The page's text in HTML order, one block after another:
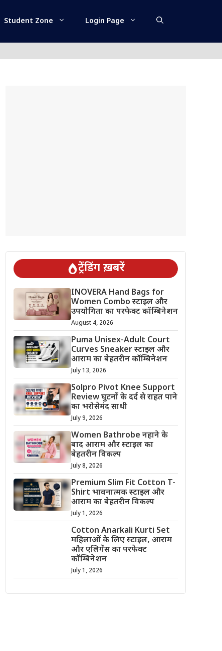
Student Zone Login Page
ट्रेंडिंग ख़बरें
INOVERA Hand Bags for
Women Combo स्टाइल और
उपयोगिता का परफेक्ट कॉम्बिनेशन
August 4, 2026
Puma Unisex-Adult Court
Curves Sneaker स्टाइल और
आराम का बेहतरीन कॉम्बिनेशन
July 13, 2026
Solpro Pivot Knee Support
Review घुटनों के दर्द से राहत पाने
का भरोसेमंद साथी
July 9, 2026
Women Bathrobe नहाने के
बाद आराम और स्टाइल का
बेहतरीन विकल्प
July 8, 2026
Premium Slim Fit Cotton T-
Shirt भावनात्मक स्टाइल और
आराम का बेहतरीन विकल्प
July 1, 2026
Cotton Anarkali Kurti Set
महिलाओं के लिए स्टाइल, आराम
और एलिगेंस का परफेक्ट
कॉम्बिनेशन
July 1, 2026